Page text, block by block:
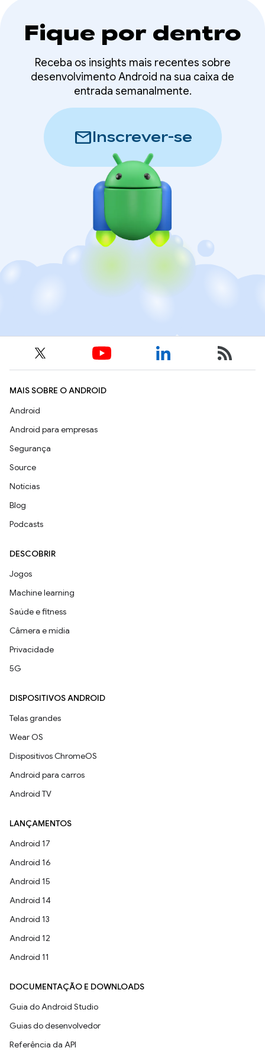
Fique por dentro
Receba os insights mais recentes sobre
desenvolvimento Android na sua caixa de
entrada semanalmente.
mailInscrever-se
MAIS SOBRE O ANDROID
Android
Android para empresas
Segurança
Source
Notícias
Blog
Podcasts
DESCOBRIR
Jogos
Machine learning
Saúde e fitness
Câmera e mídia
Privacidade
5G
DISPOSITIVOS ANDROID
Telas grandes
Wear OS
Dispositivos ChromeOS
Android para carros
Android TV
LANÇAMENTOS
Android 17
Android 16
Android 15
Android 14
Android 13
Android 12
Android 11
DOCUMENTAÇÃO E DOWNLOADS
Guia do Android Studio
Guias do desenvolvedor
Referência da API